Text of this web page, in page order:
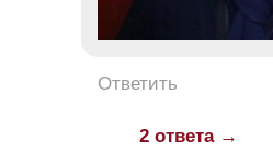
Ответить
2 ответа →